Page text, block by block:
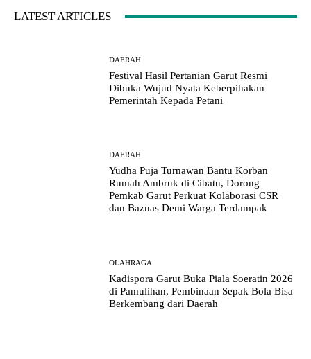
LATEST ARTICLES
DAERAH
Festival Hasil Pertanian Garut Resmi
Dibuka Wujud Nyata Keberpihakan
Pemerintah Kepada Petani
DAERAH
Yudha Puja Turnawan Bantu Korban
Rumah Ambruk di Cibatu, Dorong
Pemkab Garut Perkuat Kolaborasi CSR
dan Baznas Demi Warga Terdampak
OLAHRAGA
Kadispora Garut Buka Piala Soeratin 2026
di Pamulihan, Pembinaan Sepak Bola Bisa
Berkembang dari Daerah